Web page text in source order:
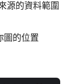
源的資料範圍
圖的位置